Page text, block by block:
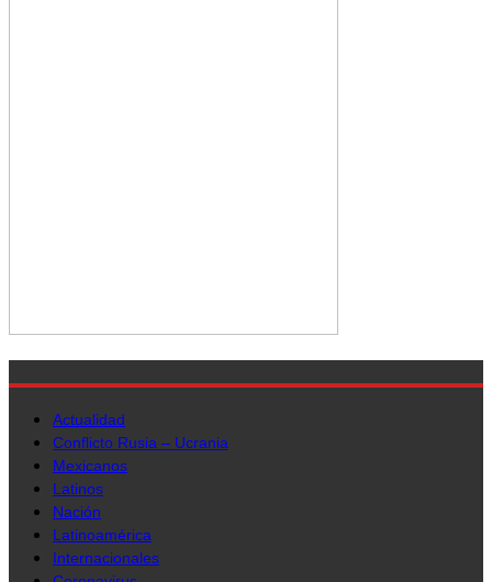
Actualidad
Conflicto Rusia – Ucrania
Mexicanos
Latinos
Nación
Latinoamérica
Internacionales